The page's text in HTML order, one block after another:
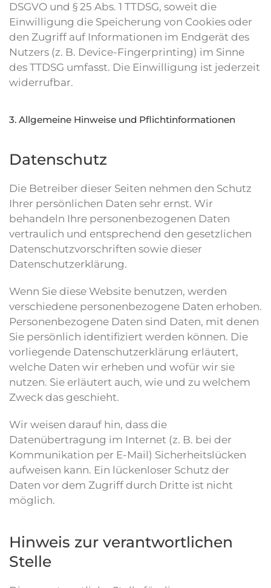
DSGVO und § 25 Abs. 1 TTDSG, soweit die
Einwilligung die Speicherung von Cookies oder
den Zugriff auf Informationen im Endgerät des
Nutzers (z. B. Device-Fingerprinting) im Sinne
des TTDSG umfasst. Die Einwilligung ist jederzeit
widerrufbar.
3. Allgemeine Hinweise und Pflicht­informationen
Datenschutz
Die Betreiber dieser Seiten nehmen den Schutz
Ihrer persönlichen Daten sehr ernst. Wir
behandeln Ihre personenbezogenen Daten
vertraulich und entsprechend den gesetzlichen
Datenschutzvorschriften sowie dieser
Datenschutzerklärung.
Wenn Sie diese Website benutzen, werden
verschiedene personenbezogene Daten erhoben.
Personenbezogene Daten sind Daten, mit denen
Sie persönlich identifiziert werden können. Die
vorliegende Datenschutzerklärung erläutert,
welche Daten wir erheben und wofür wir sie
nutzen. Sie erläutert auch, wie und zu welchem
Zweck das geschieht.
Wir weisen darauf hin, dass die
Datenübertragung im Internet (z. B. bei der
Kommunikation per E-Mail) Sicherheitslücken
aufweisen kann. Ein lückenloser Schutz der
Daten vor dem Zugriff durch Dritte ist nicht
möglich.
Hinweis zur verantwortlichen
Stelle